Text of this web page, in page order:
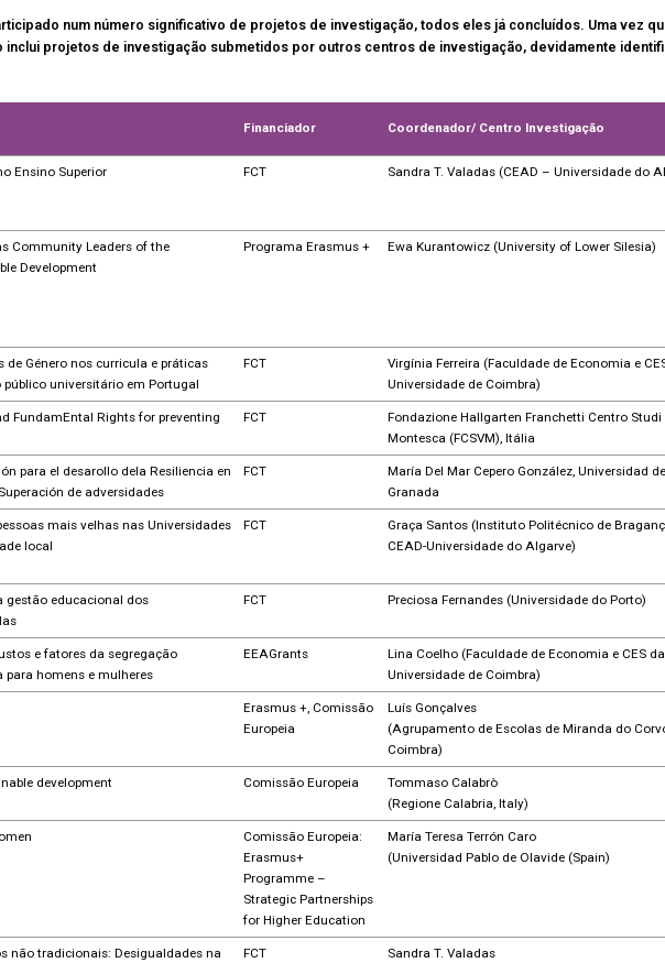
num número significativo de projetos de investigação, todos eles já concluídos. Uma vez
inclui projetos de investigação submetidos por outros centros de investigação, devidamente
Financiador Coordenador/ Centro Investigação
Ensino Superior FCT Sandra T. Valadas (CEAD – Universidade do
Community Leaders of the
Development
Programa Erasmus + Ewa Kurantowicz (University of Lower Silesia)
de Género nos curricula e práticas
universitário em Portugal
FCT
Virgínia Ferreira (Faculdade de Economia e
Universidade de Coimbra)
FundamEntal Rights for preventing
FCT
Fondazione Hallgarten Franchetti Centro Studi
Montesca (FCSVM), Itália
para el desarollo dela Resiliencia en
de adversidades
FCT
María Del Mar Cepero González, Universidad de
Granada
mais velhas nas Universidades
local
FCT
Graça Santos (Instituto Politécnico de
CEAD-Universidade do Algarve)
educacional dos
FCT Preciosa Fernandes (Universidade do Porto)
e fatores da segregação
para homens e mulheres
EEAGrants
Lina Coelho (Faculdade de Economia e CES da
Universidade de Coimbra)
Erasmus +, Comissão
Europeia
Luís Gonçalves
(Agrupamento de Escolas de Miranda do
Coimbra)
development Comissão Europeia
Tommaso Calabrò
(Regione Calabria, Italy)
Comissão Europeia:
Erasmus+
Programme –
Strategic Partnerships
for Higher Education
María Teresa Terrón Caro
(Universidad Pablo de Olavide (Spain)
não tradicionais: Desigualdades na
FCT
Sandra T. Valadas